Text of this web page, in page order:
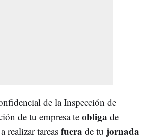
de la Inspección de
de tu empresa te obliga de
realizar tareas fuera de tu jornada